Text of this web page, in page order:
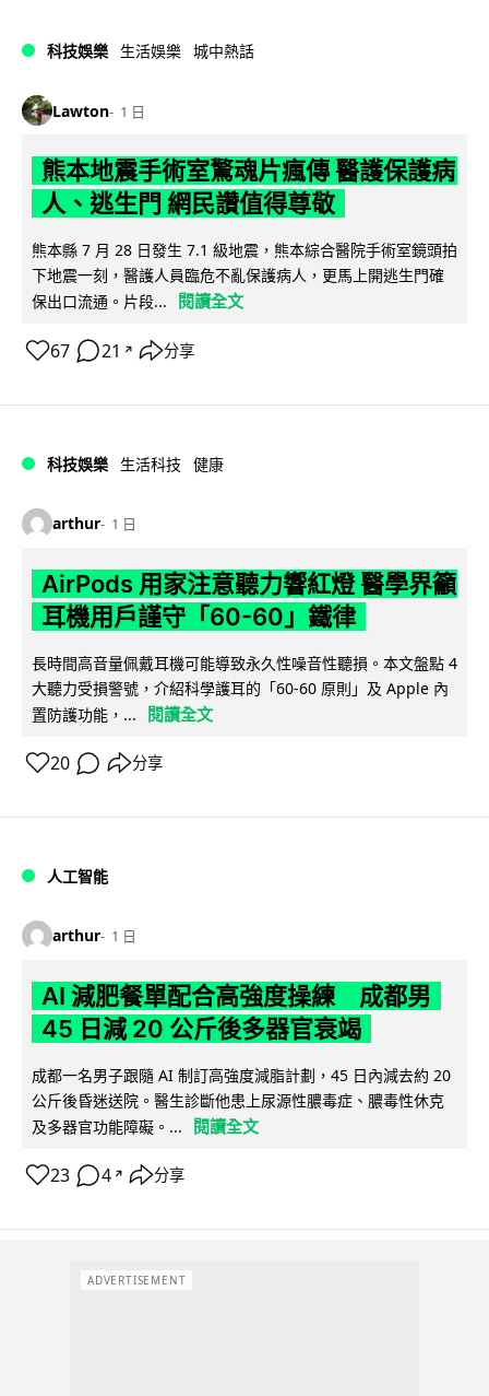
科技娛樂 生活娛樂 城中熱話
Lawton 1 日
熊本地震手術室驚魂片瘋傳 醫護保護病
人、逃生門 網民讚值得尊敬
熊本縣 7 月 28 日發生 7.1 級地震，熊本綜合醫院手術室鏡頭拍
下地震一刻，醫護人員臨危不亂保護病人，更馬上開逃生門確
保出口流通。片段...
閱讀全文
67 21 ↗ 分享
科技娛樂 生活科技 健康
arthur 1 日
AirPods 用家注意聽力響紅燈 醫學界籲
耳機用戶謹守「60-60」鐵律
長時間高音量佩戴耳機可能導致永久性噪音性聽損。本文盤點 4
大聽力受損警號，介紹科學護耳的「60-60 原則」及 Apple 內
置防護功能，...
閱讀全文
20 分享
人工智能
arthur 1 日
AI 減肥餐單配合高強度操練 成都男
45 日減 20 公斤後多器官衰竭
成都一名男子跟隨 AI 制訂高強度減脂計劃，45 日內減去約 20
公斤後昏迷送院。醫生診斷他患上尿源性膿毒症、膿毒性休克
及多器官功能障礙。...
閱讀全文
23 4 ↗ 分享
ADVERTISEMENT